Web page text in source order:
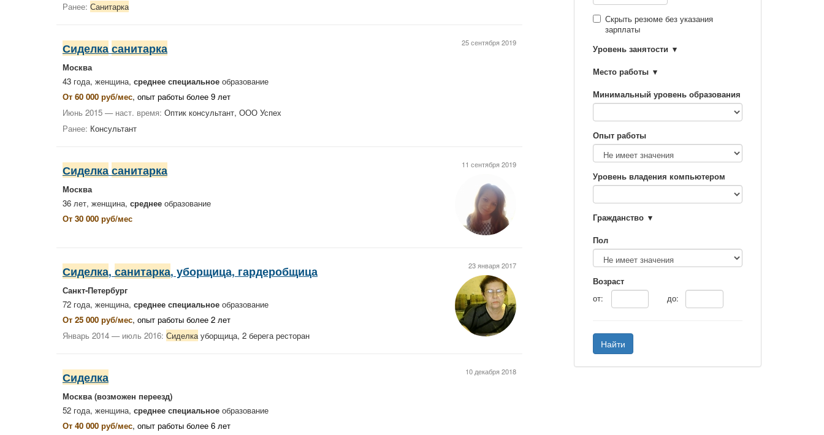
Ранее: Санитарка
25 сентября 2019
Сиделка санитарка
Москва
43 года, женщина, среднее специальное образование
От 60 000 руб/мес, опыт работы более 9 лет
Июнь 2015 — наст. время: Оптик консультант, ООО Успех
Ранее: Консультант
11 сентября 2019
Сиделка санитарка
Москва
36 лет, женщина, среднее образование
От 30 000 руб/мес
23 января 2017
Сиделка, санитарка, уборщица, гардеробщица
Санкт-Петербург
72 года, женщина, среднее специальное образование
От 25 000 руб/мес, опыт работы более 2 лет
Январь 2014 — июль 2016: Сиделкауборщица, 2 берега ресторан
10 декабря 2018
Сиделка
Москва(возможен переезд)
52 года, женщина, среднее специальное образование
От 40 000 руб/мес, опыт работы более 6 лет
Скрыть резюме без указания
зарплаты
Уровень занятости
Место работы
Минимальный уровень образования
Опыт работы
Уровень владения компьютером
Гражданство
Пол
Возраст
от:
до:
Найти